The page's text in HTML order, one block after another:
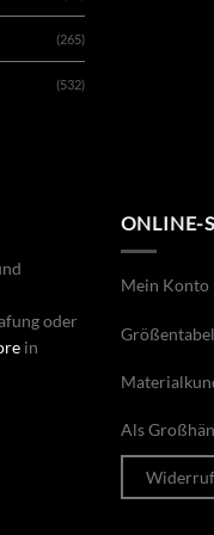
(265)
(532)
oder
in
ONLINE-
Mein Konto
Als